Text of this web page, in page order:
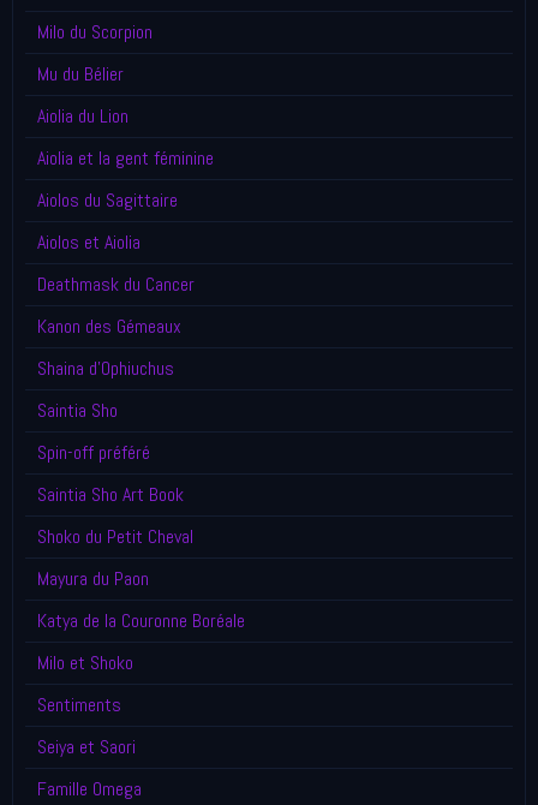
Milo du Scorpion
Mu du Bélier
Aiolia du Lion
Aiolia et la gent féminine
Aiolos du Sagittaire
Aiolos et Aiolia
Deathmask du Cancer
Kanon des Gémeaux
Shaina d'Ophiuchus
Saintia Sho
Spin-off préféré
Saintia Sho Art Book
Shoko du Petit Cheval
Mayura du Paon
Katya de la Couronne Boréale
Milo et Shoko
Sentiments
Seiya et Saori
Famille Omega